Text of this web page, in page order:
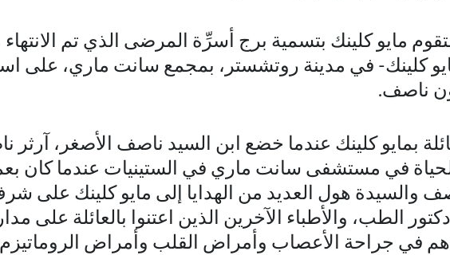
مايو كلينك بتسمية برج أسرِّة المرضى الذي تم الانتهاء
كلينك- في مدينة روتشستر، بمجمع سانت ماري، على
ناصف.
بمايو كلينك عندما خضع ابن السيد ناصف الأصغر، آرثر
والسيدة هول العديد من الهدايا إلى مايو كلينك على
الطب، والأطباء الآخرين الذين اعتنوا بالعائلة على
في جراحة الأعصاب وأمراض القلب وأمراض